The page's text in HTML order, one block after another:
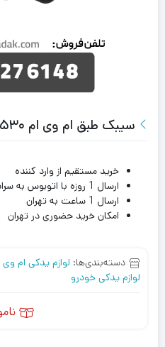
سیبک طبق ام وی ام ۵۳۰
خرید مستقیم از وارد کننده
ارسال 1 روزه با اتوبوس به سراسر ایران
ارسال 1 ساعت به تهران
امکان خرید حضوری در تهران
دسته‌بندی‌ها: لوازم یدکی ام وی
لوازم یدکی خودرو